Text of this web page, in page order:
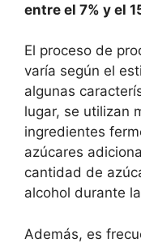
entre el 7% y el
El proceso de
varía según el
algunas
lugar, se utilizan
ingredientes
azúcares
cantidad de
alcohol durante
Además, es